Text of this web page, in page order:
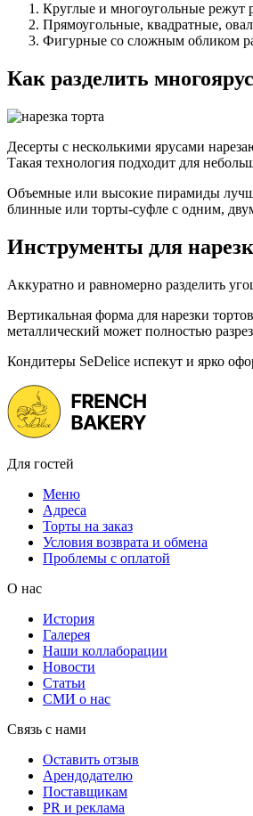
Круглые и многоугольные
Прямоугольные, квадратные,
Фигурные со сложным обликом
Как разделить
Десерты с несколькими ярусами
Такая технология подходит для
Объемные или высокие пирамиды
блинные или торты-суфле с одним,
Инструменты для
Аккуратно и равномерно разделить
Вертикальная форма для нарезки
металлический может полностью
Кондитеры SeDelice испекут и ярко
Для гостей
Меню
Адреса
Торты на заказ
Условия возврата и обмена
Проблемы с оплатой
О нас
История
Галерея
Наши коллаборации
Новости
Статьи
СМИ о нас
Связь с нами
Оставить отзыв
Арендодателю
Поставщикам
PR и реклама